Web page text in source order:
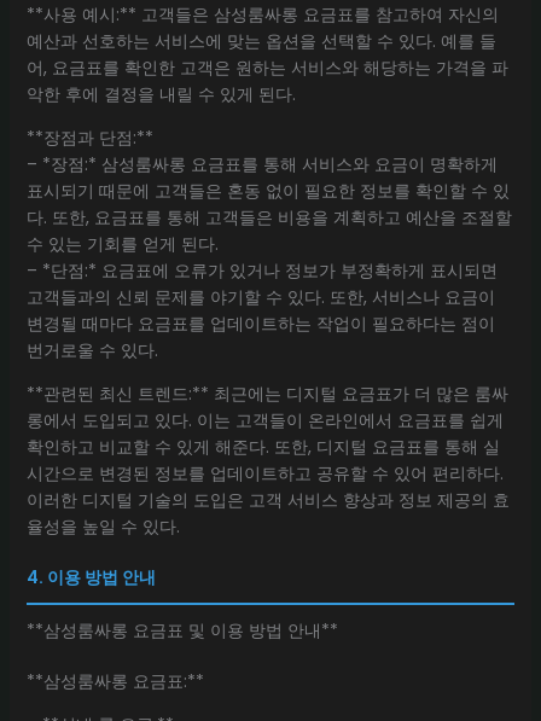
**사용 예시:** 고객들은 삼성룸싸롱 요금표를 참고하여 자신의
예산과 선호하는 서비스에 맞는 옵션을 선택할 수 있다. 예를 들
어, 요금표를 확인한 고객은 원하는 서비스와 해당하는 가격을 파
악한 후에 결정을 내릴 수 있게 된다.
**장점과 단점:**
– *장점:* 삼성룸싸롱 요금표를 통해 서비스와 요금이 명확하게
표시되기 때문에 고객들은 혼동 없이 필요한 정보를 확인할 수 있
다. 또한, 요금표를 통해 고객들은 비용을 계획하고 예산을 조절할
수 있는 기회를 얻게 된다.
– *단점:* 요금표에 오류가 있거나 정보가 부정확하게 표시되면
고객들과의 신뢰 문제를 야기할 수 있다. 또한, 서비스나 요금이
변경될 때마다 요금표를 업데이트하는 작업이 필요하다는 점이
번거로울 수 있다.
**관련된 최신 트렌드:** 최근에는 디지털 요금표가 더 많은 룸싸
롱에서 도입되고 있다. 이는 고객들이 온라인에서 요금표를 쉽게
확인하고 비교할 수 있게 해준다. 또한, 디지털 요금표를 통해 실
시간으로 변경된 정보를 업데이트하고 공유할 수 있어 편리하다.
이러한 디지털 기술의 도입은 고객 서비스 향상과 정보 제공의 효
율성을 높일 수 있다.
4. 이용 방법 안내
**삼성룸싸롱 요금표 및 이용 방법 안내**
**삼성룸싸롱 요금표:**